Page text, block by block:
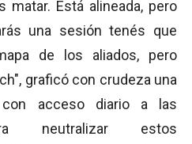
matar. Está alineada, pero
una sesión tenés que
de los aliados, pero
graficó con crudeza una
con acceso diario a las
neutralizar estos